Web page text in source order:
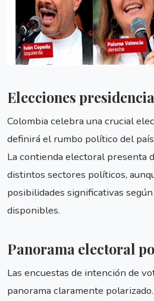
Elecciones
Colombia celebra una crucial
definirá el rumbo político del
La contienda electoral presenta
distintos sectores políticos,
posibilidades significativas
disponibles.
Panorama electoral
Las encuestas de intención de
panorama claramente